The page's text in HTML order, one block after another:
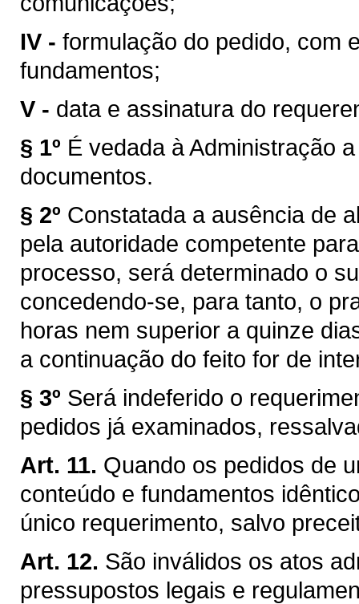
IV - formulação do pedido, com
fundamentos;
V - data e assinatura do
§ 1º É vedada à Administração
documentos.
§ 2º Constatada a ausência de
pela autoridade competente
processo, será determinado o
concedendo-se, para tanto, o
horas nem superior a quinze
a continuação do feito for de
§ 3º Será indeferido o
pedidos já examinados,
Art. 11. Quando os pedidos de
conteúdo e fundamentos
único requerimento, salvo
Art. 12. São inválidos os atos
pressupostos legais e